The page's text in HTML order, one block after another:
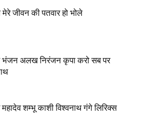
मेरे जीवन की पतवार हो भोले
अलख निरंजन कृपा करो सब पर
महादेव शम्भू काशी विश्वनाथ गंगे लिरिक्स